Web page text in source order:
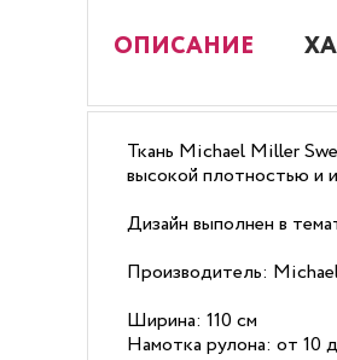
ОПИСАНИЕ
Ткань Michael Miller
высокой плотностью и
Дизайн выполнен в
Производитель:
Ширина: 110 см
Намотка рулона: от 10